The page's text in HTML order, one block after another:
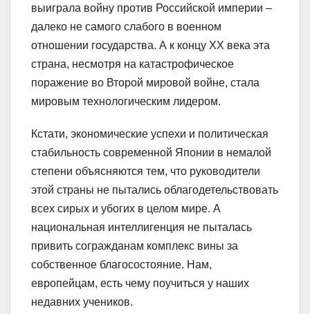
выиграла войну против Российской империи –
далеко не самого слабого в военном
отношении государства. А к концу XX века эта
страна, несмотря на катастрофическое
поражение во Второй мировой войне, стала
мировым технологическим лидером.
Кстати, экономические успехи и политическая
стабильность современной Японии в немалой
степени объясняются тем, что руководители
этой страны не пытались облагодетельствовать
всех сирых и убогих в целом мире. А
национальная интеллигенция не пыталась
привить согражданам комплекс вины за
собственное благосостояние. Нам,
европейцам, есть чему поучиться у наших
недавних учеников.